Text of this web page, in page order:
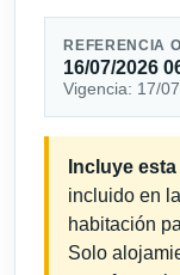
REFERENCIA
16/07/2026
Vigencia: 17/
Incluye
incluido en
habitación
Solo